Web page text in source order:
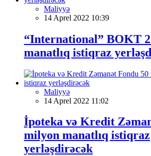
Maliyyə
14 Aprel 2022 10:39
“International” BOKT
manatlıq istiqraz
Maliyyə
14 Aprel 2022 11:02
İpoteka və Kredit
milyon manatlıq istiqraz
yerləşdirəcək